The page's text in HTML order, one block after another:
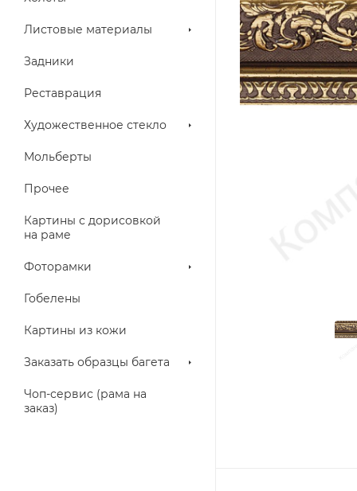
Листовые материалы
Задники
Реставрация
Художественное стекло
Мольберты
Прочее
Картины с дорисовкой
на раме
Фоторамки
Гобелены
Картины из кожи
Заказать образцы багета
Чоп-сервис (рама на
заказ)